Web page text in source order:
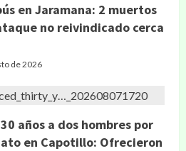
en Jaramana: 2 muertos
no reivindicado cerca
de 2026
años a dos hombres por
en Capotillo: Ofrecieron